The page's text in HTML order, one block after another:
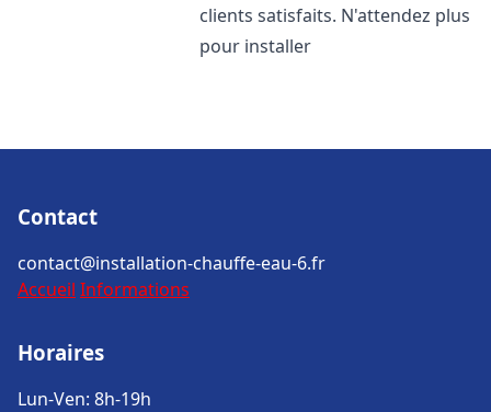
clients satisfaits. N'attendez plus
pour installer
Contact
contact@installation-chauffe-eau-6.fr
Accueil Informations
Horaires
Lun-Ven: 8h-19h